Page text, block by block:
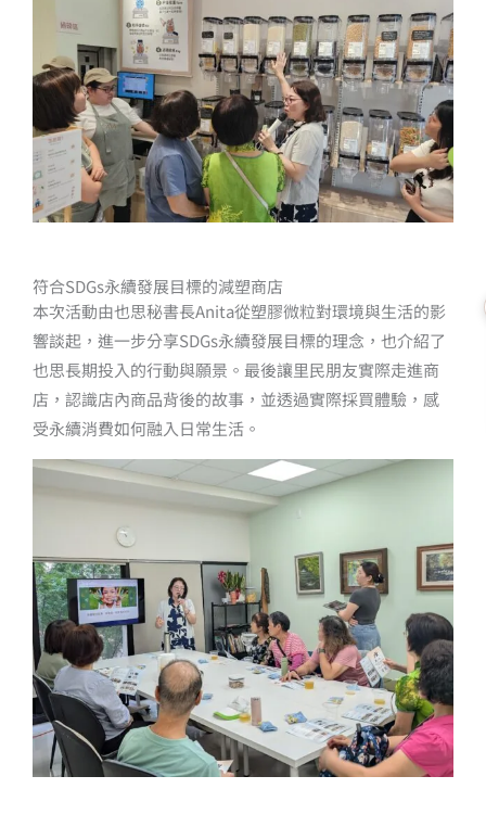
符合SDGs永續發展目標的減塑商店
本次活動由也思秘書長Anita從塑膠微粒對環境與生活的影
響談起，進一步分享SDGs永續發展目標的理念，也介紹了
也思長期投入的行動與願景。最後讓里民朋友實際走進商
店，認識店內商品背後的故事，並透過實際採買體驗，感
受永續消費如何融入日常生活。